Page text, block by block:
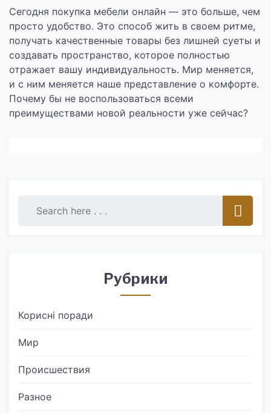
Сегодня покупка мебели онлайн — это больше, чем
просто удобство. Это способ жить в своем ритме,
получать качественные товары без лишней суеты и
создавать пространство, которое полностью
отражает вашу индивидуальность. Мир меняется,
и с ним меняется наше представление о комфорте.
Почему бы не воспользоваться всеми
преимуществами новой реальности уже сейчас?
Рубрики
Корисні поради
Мир
Происшествия
Разное